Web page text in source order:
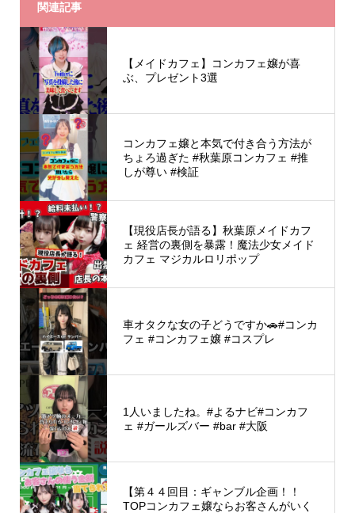
関連記事
【メイドカフェ】コンカフェ嬢が喜
ぶ、プレゼント3選
コンカフェ嬢と本気で付き合う方法が
ちょろ過ぎた #秋葉原コンカフェ #推
しが尊い #検証
【現役店長が語る】秋葉原メイドカフ
ェ 経営の裏側を暴露！魔法少女メイド
カフェ マジカルロリポップ
車オタクな女の子どうですか🚗#コンカ
フェ #コンカフェ嬢 #コスプレ
1人いましたね。#よるナビ#コンカフ
ェ #ガールズバー #bar #大阪
【第４４回目：ギャンブル企画！！
TOPコンカフェ嬢ならお客さんがいく